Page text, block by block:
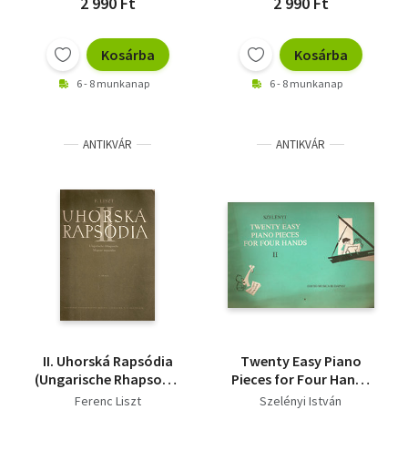
Kosárba
6 - 8 munkanap
Kosárba
6 - 8 munkanap
ANTIKVÁR
II. Uhorská Rapsódia
(Ungarische Rhapsodie
- magyar rapszódia)
Ferenc Liszt
ANTIKVÁR
Twenty Easy Piano
Pieces for Four Hands
II.
Szelényi István